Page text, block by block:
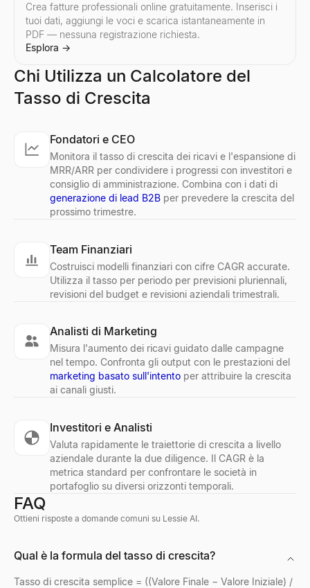
Strumento gratuito per chiamate a freddo
Genera script personalizzati per chiamate a freddo per vendite
Crea fatture professionali online gratuitamente. Inserisci i
tuoi dati, aggiungi le voci e scarica istantaneamente in
PDF — nessuna registrazione richiesta.
Esplora →
Chi Utilizza un Calcolatore del
Tasso di Crescita
Fondatori e CEO
Monitora il tasso di crescita dei ricavi e l'espansione di
MRR/ARR per condividere i progressi con investitori e
consiglio di amministrazione. Combina con i dati di
generazione di lead B2B per prevedere la crescita del
prossimo trimestre.
Team Finanziari
Costruisci modelli finanziari con cifre CAGR accurate.
Utilizza il tasso per periodo per previsioni pluriennali,
revisioni del budget e revisioni aziendali trimestrali.
Analisti di Marketing
Misura l'aumento dei ricavi guidato dalle campagne
nel tempo. Confronta gli output con le prestazioni del
marketing basato sull'intento per attribuire la crescita
ai canali giusti.
Investitori e Analisti
Valuta rapidamente le traiettorie di crescita a livello
aziendale durante la due diligence. Il CAGR è la
metrica standard per confrontare le società in
portafoglio su diversi orizzonti temporali.
FAQ
Ottieni risposte a domande comuni su Lessie AI.
Qual è la formula del tasso di crescita?
Tasso di crescita semplice = ((Valore Finale − Valore Iniziale) /